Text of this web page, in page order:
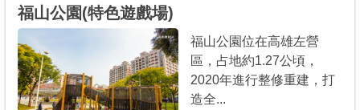
福山公園(特色遊戲場)
福山公園位在高雄左營
區，占地約1.27公頃，
2020年進行整修重建，打
造全...